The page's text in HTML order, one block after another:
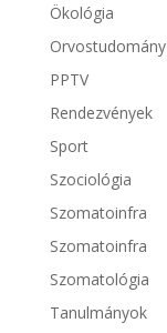
Ökológia
Orvostudomány
PPTV
Rendezvények
Sport
Szociológia
Szomatoinfra
Szomatoinfra
Szomatológia
Tanulmányok